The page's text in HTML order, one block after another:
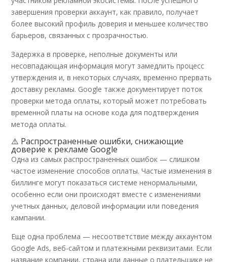
завершения проверки аккаунт, как правило, получает
более высокий профиль доверия и меньшее количество
барьеров, связанных с прозрачностью.
Задержка в проверке, неполные документы или
несовпадающая информация могут замедлить процесс
утверждения и, в некоторых случаях, временно прервать
доставку рекламы. Google также документирует поток
проверки метода оплаты, который может потребовать
временной платы на основе кода для подтверждения
метода оплаты.
⚠️ Распространенные ошибки, снижающие
доверие к рекламе Google
Одна из самых распространенных ошибок — слишком
частое изменение способов оплаты. Частые изменения в
биллинге могут показаться системе ненормальными,
особенно если они происходят вместе с изменениями
учетных данных, деловой информации или поведения
кампании.
Еще одна проблема — несоответствие между аккаунтом
Google Ads, веб-сайтом и платежными реквизитами. Если
название компании, страна или данные о плательщике не